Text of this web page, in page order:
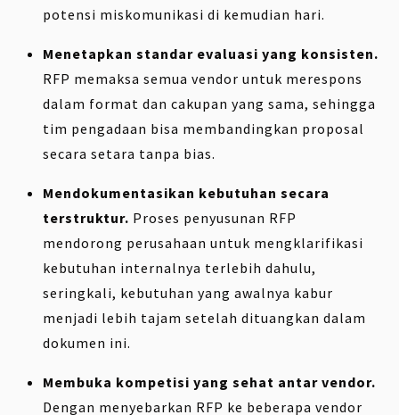
potensi miskomunikasi di kemudian hari.
Menetapkan standar evaluasi yang konsisten.
RFP memaksa semua vendor untuk merespons
dalam format dan cakupan yang sama, sehingga
tim pengadaan bisa membandingkan proposal
secara setara tanpa bias.
Mendokumentasikan kebutuhan secara
terstruktur. Proses penyusunan RFP
mendorong perusahaan untuk mengklarifikasi
kebutuhan internalnya terlebih dahulu,
seringkali, kebutuhan yang awalnya kabur
menjadi lebih tajam setelah dituangkan dalam
dokumen ini.
Membuka kompetisi yang sehat antar vendor.
Dengan menyebarkan RFP ke beberapa vendor